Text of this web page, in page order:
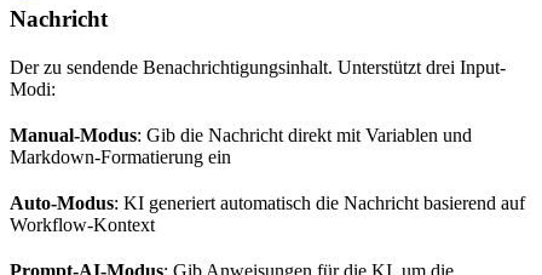
Nachricht
Der zu sendende Benachrichtigungsinhalt. Unterstützt drei Input-
Modi:
Manual-Modus: Gib die Nachricht direkt mit Variablen und
Markdown-Formatierung ein
Auto-Modus: KI generiert automatisch die Nachricht basierend auf
Workflow-Kontext
Prompt-AI-Modus: Gib Anweisungen für die KI, um die